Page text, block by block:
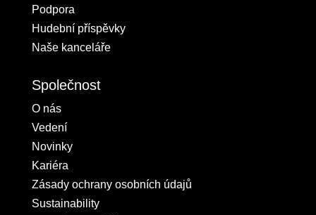
Podpora
Hudební příspěvky
Naše kanceláře
Společnost
O nás
Vedení
Novinky
Kariéra
Zásady ochrany osobních údajů
Sustainability